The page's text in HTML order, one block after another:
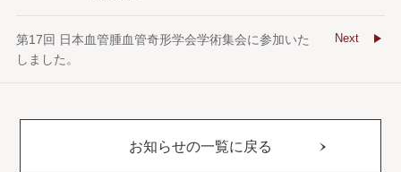
第17回 日本血管腫血管奇形学会学術集会に参加いた
しました。
Next
お知らせの一覧に戻る